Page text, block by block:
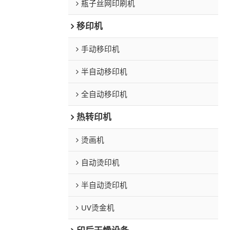
瓶子丝网印刷机
移印机
手动移印机
半自动移印机
全自动移印机
热转印机
烫画机
自动烫印机
半自动烫印机
UV烫金机